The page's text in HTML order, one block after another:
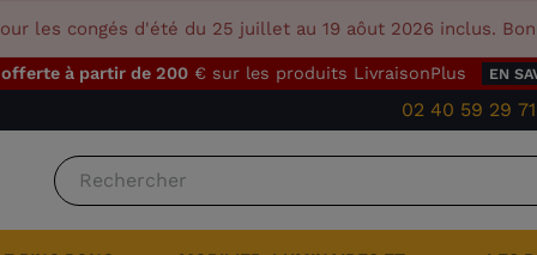
les congés d'été du 25 juillet au 19 aôut 2026 inclus.
à partir de 200 € sur les produits LivraisonPlus EN
02 40 59 29 71